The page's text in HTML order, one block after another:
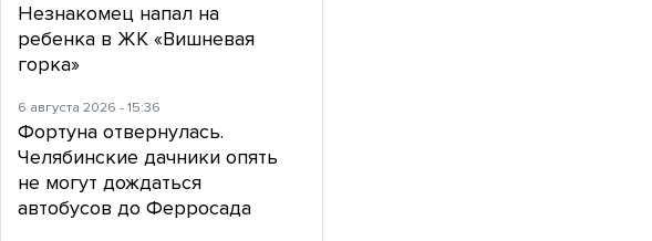
Незнакомец напал на
ребенка в ЖК «Вишневая
горка»
6 августа 2026 - 15:36
Фортуна отвернулась.
Челябинские дачники опять
не могут дождаться
автобусов до Ферросада